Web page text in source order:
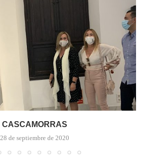
CASCAMORRAS
28 de septiembre de 2020